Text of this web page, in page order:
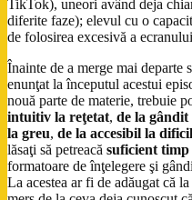
TikTok), uneori având deja
diferite faze); elevul cu o
de folosirea excesivă a
Înainte de a merge mai departe
enunţat la începutul acestui
nouă parte de materie, trebuie
intuitiv la reţetat, de la
la greu, de la accesibil la dificil
lăsaţi să petreacă suficient
formatoare de înţelegere şi
La acestea ar fi de adăugat că